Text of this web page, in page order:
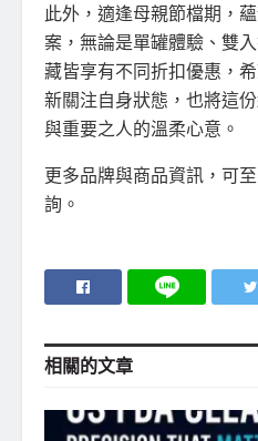
此外，適逢母親節檔期，
案，無論是單罐體驗、雙
藏皆享有不同折扣優惠，
新關注自身狀態，也將這
與重要之人的溫柔心意。
更多品牌與商品資訊，可至
詢。
相關的文章